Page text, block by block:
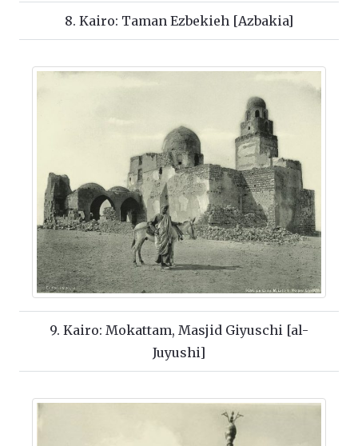
8. Kairo: Taman Ezbekieh [Azbakia]
9. Kairo: Mokattam, Masjid Giyuschi [al-
Juyushi]